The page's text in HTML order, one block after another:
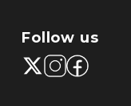
Follow us